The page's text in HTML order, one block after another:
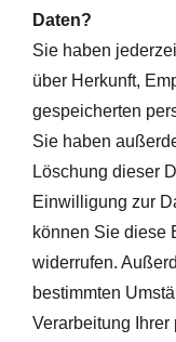
Daten?
Sie haben
über Herkunft,
gespeicherten
Sie haben
Löschung dieser
Einwilligung zur
können Sie diese
widerrufen.
bestimmten
Verarbeitung